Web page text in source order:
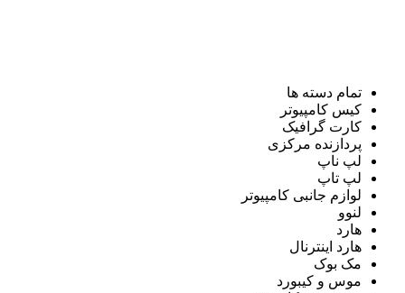
تمام دسته ها
کیس کامپیوتر
کارت گرافیک
پردازنده مرکزی
لپ ناپ
لپ تاپ
لوازم جانبی کامپیوتر
لنوو
هارد
هارد اینترنال
مک بوک
موس و کیبورد